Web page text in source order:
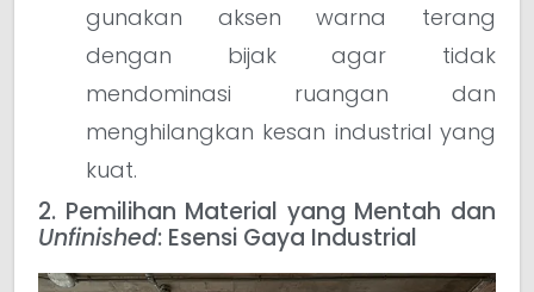
gunakan aksen warna terang
dengan bijak agar tidak
mendominasi ruangan dan
menghilangkan kesan industrial yang
kuat.
2. Pemilihan Material yang Mentah dan
Unfinished: Esensi Gaya Industrial